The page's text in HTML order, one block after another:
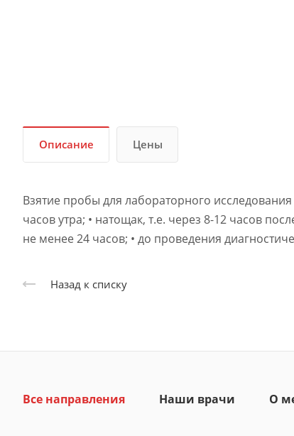
Описание Цены
Взятие пробы для лабораторного
часов утра; • натощак, т.е. через 8-12 часов
не менее 24 часов; • до проведения
Назад к списку
Все направления Наши врачи О